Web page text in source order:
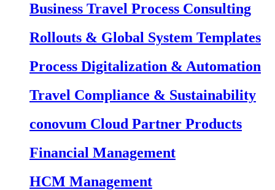
Business Travel Process Consulting
Rollouts & Global System Templates
Process Digitalization & Automation
Travel Compliance & Sustainability
conovum Cloud Partner Products
Financial Management
HCM Management